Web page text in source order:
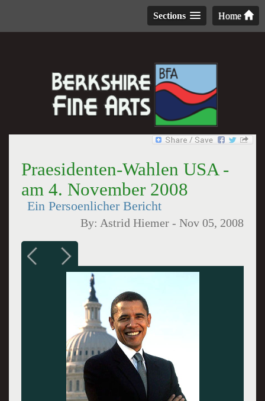
Home
Sections
Praesidenten-Wahlen USA -
am 4. November 2008
Ein Persoenlicher Bericht
By: Astrid Hiemer -Nov 05, 2008